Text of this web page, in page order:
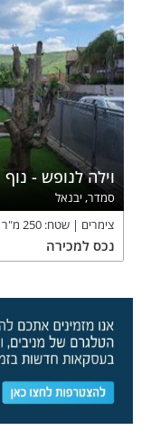
וילה לנופש -
סמדר, יבנאל
צימרים
שטח: 250 מ"ר
נכס למכירה